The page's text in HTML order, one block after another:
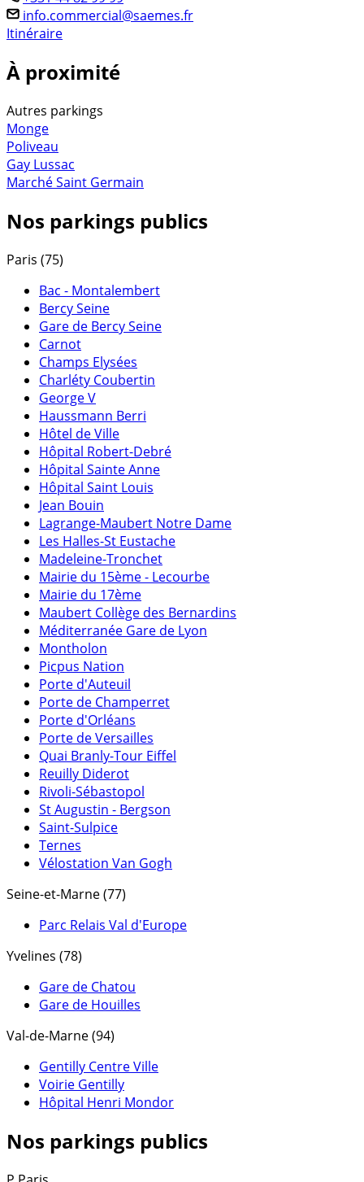
info.commercial@saemes.fr
Itinéraire
À proximité
Autres parkings
Monge
Poliveau
Gay Lussac
Marché Saint Germain
Nos parkings publics
Paris (75)
Bac - Montalembert
Bercy Seine
Gare de Bercy Seine
Carnot
Champs Elysées
Charléty Coubertin
George V
Haussmann Berri
Hôtel de Ville
Hôpital Robert-Debré
Hôpital Sainte Anne
Hôpital Saint Louis
Jean Bouin
Lagrange-Maubert Notre Dame
Les Halles-St Eustache
Madeleine-Tronchet
Mairie du 15ème - Lecourbe
Mairie du 17ème
Maubert Collège des Bernardins
Méditerranée Gare de Lyon
Montholon
Picpus Nation
Porte d'Auteuil
Porte de Champerret
Porte d'Orléans
Porte de Versailles
Quai Branly-Tour Eiffel
Reuilly Diderot
Rivoli-Sébastopol
St Augustin - Bergson
Saint-Sulpice
Ternes
Vélostation Van Gogh
Seine-et-Marne (77)
Parc Relais Val d'Europe
Yvelines (78)
Gare de Chatou
Gare de Houilles
Val-de-Marne (94)
Gentilly Centre Ville
Voirie Gentilly
Hôpital Henri Mondor
Nos parkings publics